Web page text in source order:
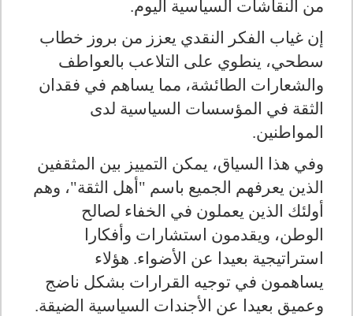
من النقاشات السياسية اليوم.
إن غياب الفكر النقدي يعزز من بروز خطاب
سطحي، ينطوي على التلاعب بالعواطف
والشعارات الطائشة، مما يساهم في فقدان
الثقة في المؤسسات السياسية لدى
المواطنين.
وفي هذا السياق، يمكن التمييز بين المثقفين
الذين يعرفهم الجميع باسم "أهل الثقة"، وهم
أولئك الذين يعملون في الخفاء لصالح
الوطن، ويقدمون استشارات وأفكارا
استراتيجية بعيدا عن الأضواء. هؤلاء
يساهمون في توجيه القرارات بشكل ناضج
وعميق بعيدا عن الأجندات السياسية الضيقة.